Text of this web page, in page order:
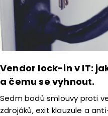
Vendor lock-in v IT:
a čemu se vyhnout.
Sedm bodů smlouvy proti
zdrojáků, exit klauzule a